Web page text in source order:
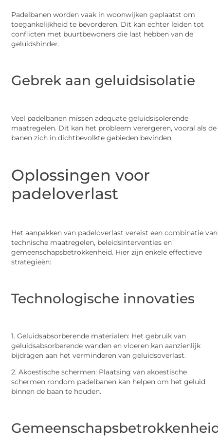
Padelbanen worden vaak in woonwijken geplaatst om
toegankelijkheid te bevorderen. Dit kan echter leiden tot
conflicten met buurtbewoners die last hebben van de
geluidshinder.
Gebrek aan geluidsisolatie
Veel padelbanen missen adequate geluidsisolerende
maatregelen. Dit kan het probleem verergeren, vooral als de
banen zich in dichtbevolkte gebieden bevinden.
Oplossingen voor
padeloverlast
Het aanpakken van padeloverlast vereist een combinatie van
technische maatregelen, beleidsinterventies en
gemeenschapsbetrokkenheid. Hier zijn enkele effectieve
strategieën:
Technologische innovaties
1. Geluidsabsorberende materialen: Het gebruik van
geluidsabsorberende wanden en vloeren kan aanzienlijk
bijdragen aan het verminderen van geluidsoverlast.
2. Akoestische schermen: Plaatsing van akoestische
schermen rondom padelbanen kan helpen om het geluid
binnen de baan te houden.